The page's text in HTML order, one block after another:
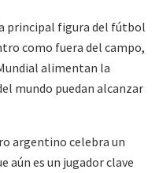
principal figura del fútbol
como fuera del campo,
alimentan la
mundo puedan alcanzar
argentino celebra un
aún es un jugador clave